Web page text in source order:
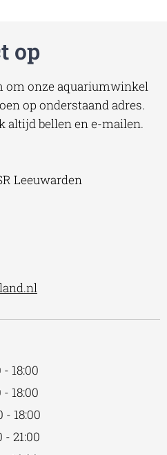
op
om onze aquariumwinkel
op onderstaand adres.
altijd bellen en e-mailen.
Leeuwarden
18:00
18:00
21:00